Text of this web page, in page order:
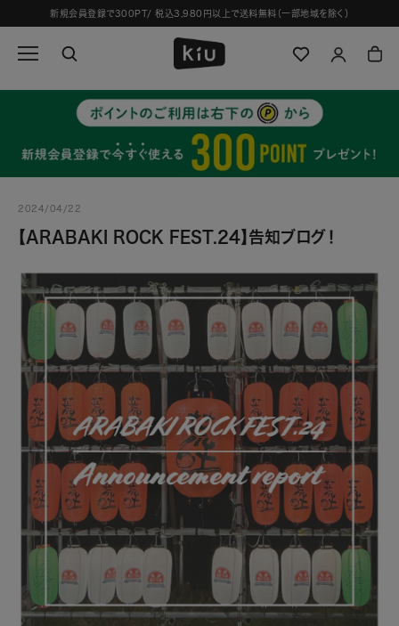
キ
ン
新規会員登録で300PT/ 税込3,980円以上で送料無料（一部地域を除く）
2024/04/22
【ARABAKI ROCK FEST.24】告知ブログ！